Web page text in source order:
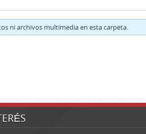
ni archivos multimedia en esta carpeta.